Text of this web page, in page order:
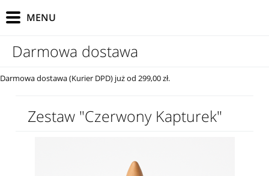
Darmowa dostawa
Darmowa dostawa (Kurier DPD) już od 299,00 zł.
Zestaw "Czerwony Kapturek"